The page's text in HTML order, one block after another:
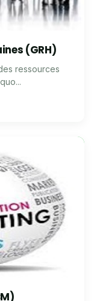
(GRH)
ressources